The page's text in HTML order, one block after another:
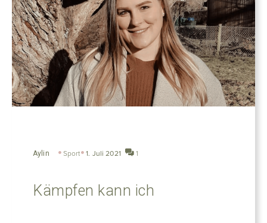
Aylin Sport 1. Juli 2021 1
Kämpfen kann ich